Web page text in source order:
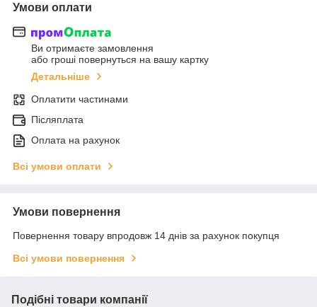
Умови оплати
Ви отримаєте замовлення
або гроші повернуться на вашу картку
Детальніше
Оплатити частинами
Післяплата
Оплата на рахунок
Всі умови оплати
Умови повернення
Повернення товару впродовж 14 днів за рахунок покупця
Всі умови повернення
Подібні товари компанії